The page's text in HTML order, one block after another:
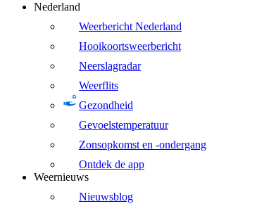
Nederland
Weerbericht Nederland
Hooikoortsweerbericht
Neerslagradar
Weerflits
Gezondheid
Gevoelstemperatuur
Zonsopkomst en -ondergang
Ontdek de app
Weernieuws
Nieuwsblog